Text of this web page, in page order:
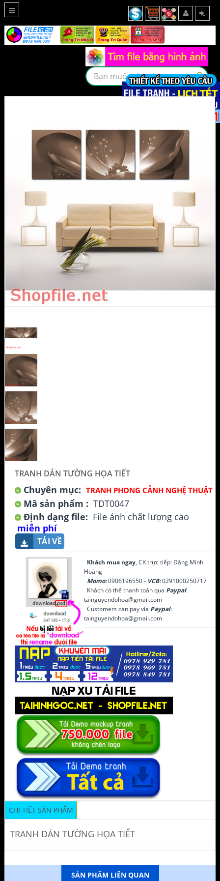
TRANH DÁN TƯỜNG HỌA TIẾT
Chuyên mục: TRANH PHONG CẢNH NGHỆ THUẬT
Mã sản phẩm : TDT0047
Định dạng file: File ảnh chất lượng cao
miễn phí
TẢI VỀ
Khách mua ngay, CK trực tiếp: Đặng Minh
Hoàng
Momo:0906196550 - VCB:0291000250717
Khách có thể thanh toán qua Paypal:
tainguyendohoa@gmail.com
Customers can pay via Paypal:
tainguyendohoa@gmail.com
CHI TIẾT SẢN PHẨM
TRANH DÁN TƯỜNG HỌA TIẾT
SẢN PHẨM LIÊN QUAN